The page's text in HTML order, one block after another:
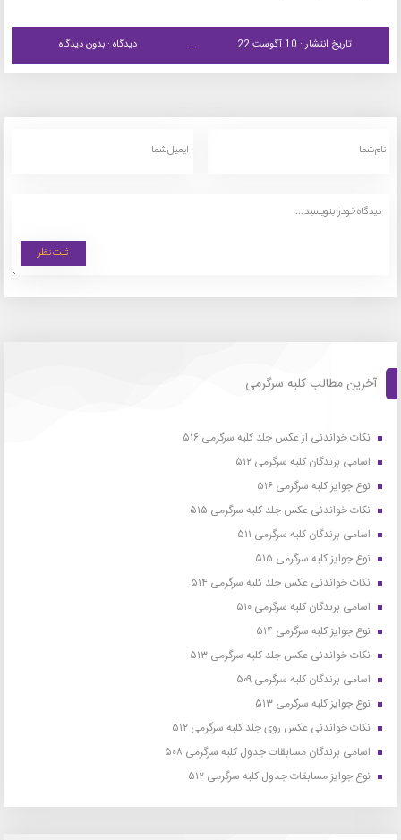
تاریخ انتشار : 10 آگوست 22 دیدگاه : بدون دیدگاه
آخرین مطالب کلبه سرگرمی
نکات خواندنی از عکس جلد کلبه سرگرمی ۵۱۶
اسامی برندگان کلبه سرگرمی ۵۱۲
نوع جوایز کلبه سرگرمی ۵۱۶
نکات خواندنی عکس جلد کلبه سرگرمی ۵۱۵
اسامی برندگان کلبه سرگرمی ۵۱۱
نوع جوایز کلبه سرگرمی ۵۱۵
نکات خواندنی عکس جلد کلبه سرگرمی ۵۱۴
اسامی برندگان کلبه سرگرمی ۵۱۰
نوع جوایز کلبه سرگرمی ۵۱۴
نکات خواندنی عکس جلد کلبه سرگرمی ۵۱۳
اسامی برندگان کلبه سرگرمی ۵۰۹
نوع جوایز کلبه سرگرمی ۵۱۳
نکات خواندنی عکس روی جلد کلبه سرگرمی ۵۱۲
اسامی برندگان مسابقات جدول کلبه سرگرمی ۵۰۸
نوع جوایز مسابقات جدول کلبه سرگرمی ۵۱۲